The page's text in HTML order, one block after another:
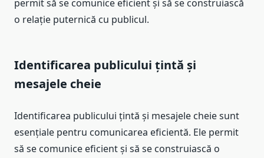
permit să se comunice eficient și să se construiască
o relație puternică cu publicul.
Identificarea publicului țintă și
mesajele cheie
Identificarea publicului țintă și mesajele cheie sunt
esențiale pentru comunicarea eficientă. Ele permit
să se comunice eficient și să se construiască o